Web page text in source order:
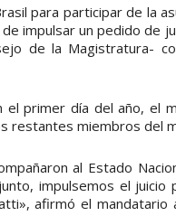
para participar de la
de impulsar un pedido de
de la Magistratura-
el primer día del año, el
restantes miembros del
al Estado
impulsemos el
afirmó el